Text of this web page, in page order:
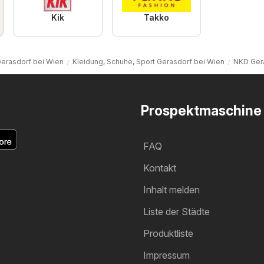
Kik Takko
bei Wien Kleidung, Schuhe, Sport Gerasdorf bei Wien NKD
Prospektmaschine
FAQ
Kontakt
Inhalt melden
Liste der Städte
Produktliste
Impressum